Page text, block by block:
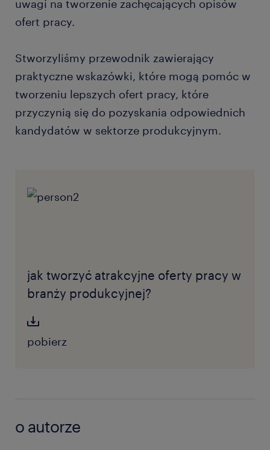
uwagi na tworzenie zachęcających opisów
ofert pracy.
Stworzyliśmy przewodnik zawierający
praktyczne wskazówki, które mogą pomóc w
tworzeniu lepszych ofert pracy, które
przyczynią się do pozyskania odpowiednich
kandydatów w sektorze produkcyjnym.
jak tworzyć atrakcyjne oferty pracy w
branży produkcyjnej?
pobierz
o autorze